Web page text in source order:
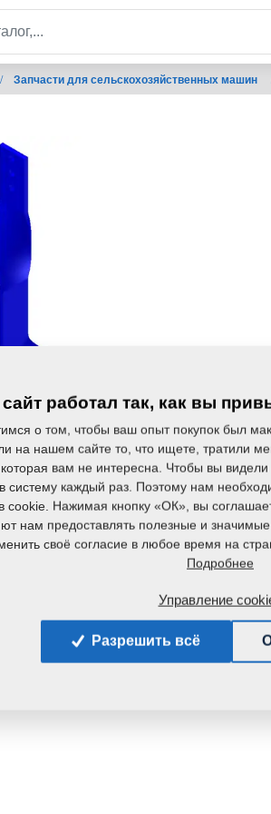
/ Запчасти для сельскохозяйственных машин
работал так, как вы
о том, чтобы ваш опыт покупок был
на нашем сайте то, что ищете, тратили
вам не интересна. Чтобы вы
систему каждый раз. Поэтому нам
cookie. Нажимая кнопку «ОК», вы
нам предоставлять полезные и
своё согласие в любое время на
Подробнее
Управление
Разрешить всё